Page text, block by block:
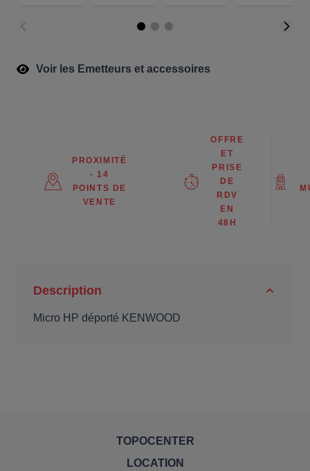
Voir les Emetteurs et accessoires
PROXIMITÉ
- 14
POINTS DE
VENTE
OFFRE
ET
PRISE
DE
RDV
EN
48H
Description
Micro HP déporté KENWOOD
TOPOCENTER
LOCATION